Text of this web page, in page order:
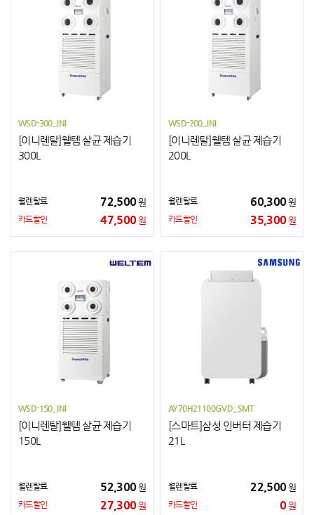
WSD-300_INI
[이니렌탈]웰템 살균 제습기
300L
월렌탈료 72,500원
카드할인 47,500원
WSD-200_INI
[이니렌탈]웰템 살균 제습기
200L
월렌탈료 60,300원
카드할인 35,300원
WSD-150_INI
[이니렌탈]웰템 살균 제습기
150L
월렌탈료 52,300원
카드할인 27,300원
AY70H21100GVD_SMT
[스마트]삼성 인버터 제습기
21L
월렌탈료 22,500원
카드할인 0원